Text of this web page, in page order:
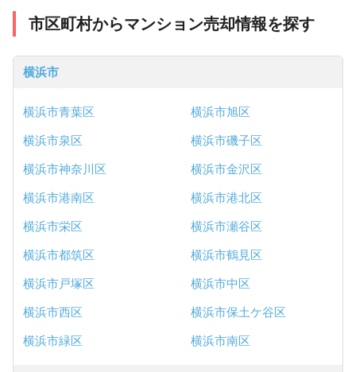
市区町村からマンション売却情報を探す
横浜市
横浜市青葉区
横浜市旭区
横浜市泉区
横浜市磯子区
横浜市神奈川区
横浜市金沢区
横浜市港南区
横浜市港北区
横浜市栄区
横浜市瀬谷区
横浜市都筑区
横浜市鶴見区
横浜市戸塚区
横浜市中区
横浜市西区
横浜市保土ケ谷区
横浜市緑区
横浜市南区